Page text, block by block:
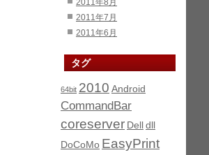
2011年8月
2011年7月
2011年6月
タグ
64bit 2010 Android
CommandBar
coreserver Delldll
DoCoMo EasyPrint